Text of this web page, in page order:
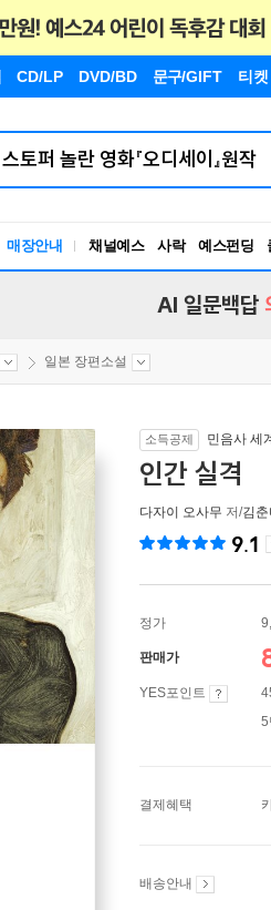
CD/LP DVD/BD 문구/GIFT 티켓
매장안내 채널예스 사락 예스펀딩
AI 일문백답
일본 장편소설
소득공제 민음사 세
인간 실격
다자이 오사무 저/김춘
9.1
정가
판매가
YES포인트
5
결제혜택
배송안내